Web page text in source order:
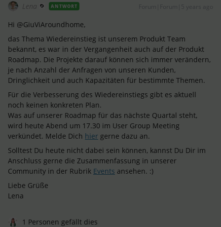
Lena ANTWORT
Hi @GiuViAroundhome,
das Thema Wiedereinstieg ist unserem Produkt Team
bekannt, es war in der Vergangenheit auch auf der Produkt
Roadmap. Die Projekte darauf können sich immer verändern,
je nach Anzahl der Anfragen von unseren Kunden,
Dringlichkeit und auch Kapazitäten für bestimmte Themen.
Für die Verbesserung des Wiedereinstiegs gibt es aktuell
noch keinen konkreten Plan.
Was auf unserer Roadmap für das nächste Quartal steht,
wird heute Abend um 17.30 im User Group Meeting
verkündet. Melde Dich hier gerne dazu an.
Solltest Du heute nicht dabei sein können, kannst Du Dir im
Anschluss gerne die Zusammenfassung in unserer
Community in der Rubrik Events ansehen. :)
Liebe Grüße
Lena
1 Personen gefällt dies